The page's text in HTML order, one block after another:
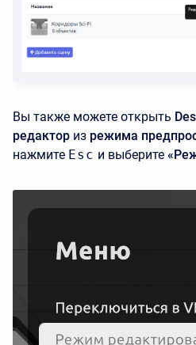
Вы также можете открыть
редактор из режима
нажмите Esc и выберите